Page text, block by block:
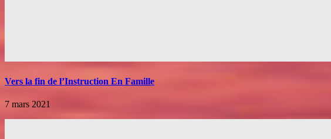
Vers la fin de l’Instruction En Famille
7 mars 2021